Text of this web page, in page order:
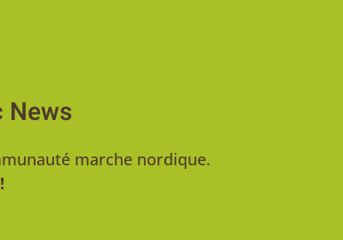
News
marche nordique.